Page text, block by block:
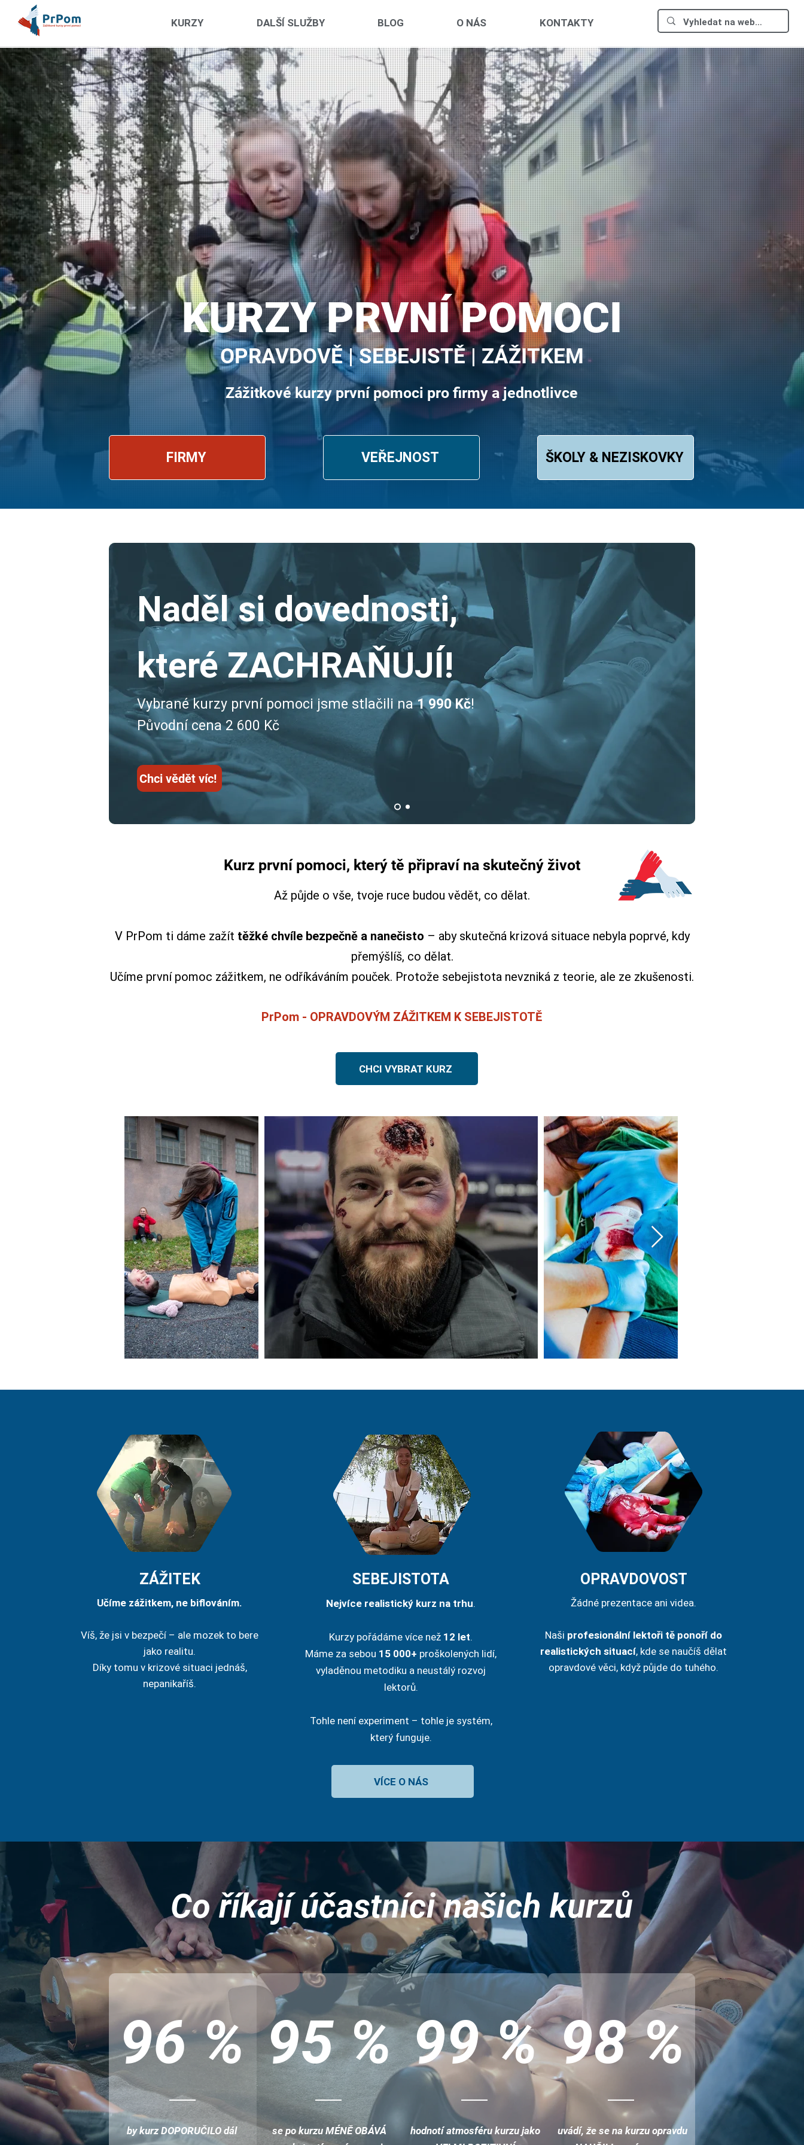
KURZY DALŠÍ SLUŽBY BLOG O NÁS KONTAKTY
KURZY PRVNÍ POMOCI
OPRAVDOVĚ | SEBEJISTĚ | ZÁŽITKEM
Zážitkové kurzy první pomoci pro firmy a jednotlivce
FIRMY VEŘEJNOST ŠKOLY & NEZISKOVKY
Naděl si dovednosti,
které ZACHRAŇUJÍ!
Vybrané kurzy první pomoci jsme stlačili na1 990 Kč!
Původní cena 2 600 Kč
Chci vědět víc!
Kurz první pomoci, který tě připraví na skutečný život
Až půjde o vše, tvoje ruce budou vědět, co dělat.
V PrPom ti dáme zažít těžké chvíle bezpečně a nanečisto – aby skutečná krizová situace nebyla poprvé, kdy
přemýšlíš, co dělat.
Učíme první pomoc zážitkem, ne odříkáváním pouček. Protože sebejistota nevzniká z teorie, ale ze zkušenosti.
PrPom - OPRAVDOVÝM ZÁŽITKEM K SEBEJISTOTĚ
CHCI VYBRAT KURZ
ZÁŽITEK
Učíme zážitkem, ne biflováním.
Víš, že jsi v bezpečí – ale mozek to bere
jako realitu.
Díky tomu v krizové situaci jednáš,
nepanikaříš.
SEBEJISTOTA
Nejvíce realistický kurz na trhu.
Kurzy pořádáme více než 12 let.
Máme za sebou 15 000+ proškolených lidí,
vyladěnou metodiku a neustálý rozvoj
lektorů.
Tohle není experiment – tohle je systém,
který funguje.
VÍCE O NÁS
OPRAVDOVOST
Žádné prezentace ani videa.
Naši profesionální lektoři tě ponoří do
realistických situací, kde se naučíš dělat
opravdové věci, když půjde do tuhého.
Co říkají účastníci našich kurzů
96 %
by kurz DOPORUČILO dál
95 %
se po kurzu MÉNĚ OBÁVÁ
99 %
hodnotí atmosféru kurzu jako
98 %
uvádí, že se na kurzu opravdu